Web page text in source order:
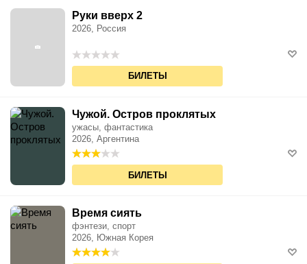
Руки вверх 2
2026, Россия
БИЛЕТЫ
Чужой. Остров проклятых
ужасы, фантастика
2026, Аргентина
БИЛЕТЫ
Время сиять
фэнтези, спорт
2026, Южная Корея